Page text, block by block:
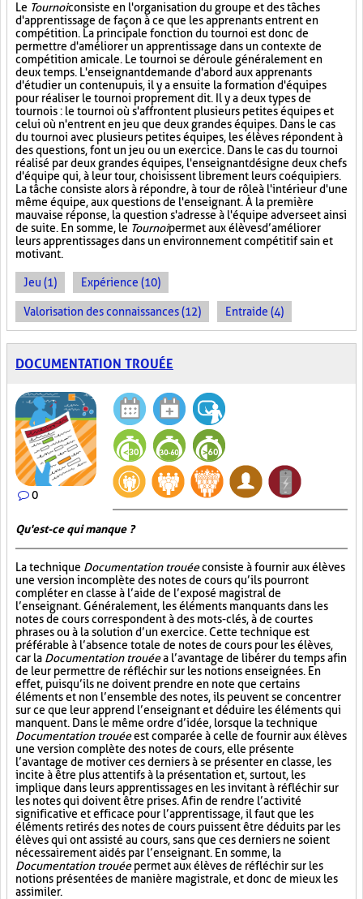
Le Tournoiconsiste en l'organisation du groupe et des tâches
d'apprentissage de façon à ce que les apprenants entrent en
compétition. La principale fonction du tournoi est donc de
permettre d'améliorer un apprentissage dans un contexte de
compétition amicale. Le tournoi se déroule généralement en
deux temps. L'enseignant demande d'abord aux apprenants
d'étudier un contenu puis, il y a ensuite la formation d'équipes
pour réaliser le tournoi proprement dit. Il y a deux types de
tournois : le tournoi où s'affrontent plusieurs petites équipes et
celui où n'entrent en jeu que deux grandes équipes. Dans le cas
du tournoi avec plusieurs petites équipes, les élèves répondent à
des questions, font un jeu ou un exercice. Dans le cas du tournoi
réalisé par deux grandes équipes, l'enseignant désigne deux chefs
d'équipe qui, à leur tour, choisissent librement leurs coéquipiers.
La tâche consiste alors à répondre, à tour de rôle à l'intérieur d'une
même équipe, aux questions de l'enseignant. À la première
mauvaise réponse, la question s'adresse à l'équipe adverse et ainsi
de suite. En somme, le Tournoipermet aux élèves d’améliorer
leurs apprentissages dans un environnement compétitif sain et
motivant.
Jeu (1) Expérience (10)
Valorisation des connaissances (12) Entraide (4)
DOCUMENTATION TROUÉE
0
Qu'est-ce qui manque ?
La technique Documentation trouéeconsiste à fournir aux élèves
une version incomplète des notes de cours qu’ils pourront
compléter en classe à l’aide de l’exposé magistral de
l’enseignant. Généralement, les éléments manquants dans les
notes de cours correspondent à des mots-clés, à de courtes
phrases ou à la solution d’un exercice. Cette technique est
préférable à l’absence totale de notes de cours pour les élèves,
car la Documentation trouéea l’avantage de libérer du temps afin
de leur permettre de réfléchir sur les notions enseignées. En
effet, puisqu’ils ne doivent prendre en note que certains
éléments et non l’ensemble des notes, ils peuvent se concentrer
sur ce que leur apprend l’enseignant et déduire les éléments qui
manquent. Dans le même ordre d’idée, lorsque la technique
Documentation trouéeest comparée à celle de fournir aux élèves
une version complète des notes de cours, elle présente
l’avantage de motiver ces derniers à se présenter en classe, les
incite à être plus attentifs à la présentation et, surtout, les
implique dans leurs apprentissages en les invitant à réfléchir sur
les notes qui doivent être prises. Afin de rendre l’activité
significative et efficace pour l’apprentissage, il faut que les
éléments retirés des notes de cours puissent être déduits par les
élèves qui ont assisté au cours, sans que ces derniers ne soient
nécessairement aidés par l’enseignant. En somme, la
Documentation trouéepermet aux élèves de réfléchir sur les
notions présentées de manière magistrale, et donc de mieux les
assimiler.